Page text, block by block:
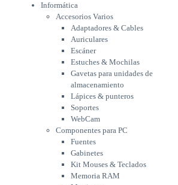
Lápices & punteros
Soportes
WebCam
Componentes para PC
Fuentes
Gabinetes
Kit Mouses & Teclados
Memoria RAM
Monitores
Mouses & Pads
Placas Madres
Procesadores
Refrigeración &
Enfriamiento
Tarjetas Gráficas
Informática
Accesorios Varios
Adaptadores & Cables
Auriculares
Escáner
Estuches & Mochilas
Gavetas para unidades de
almacenamiento
Lápices & punteros
Soportes
WebCam
Componentes para PC
Fuentes
Gabinetes
Kit Mouses & Teclados
Memoria RAM